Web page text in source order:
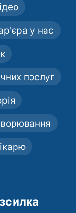
у нас
послуг